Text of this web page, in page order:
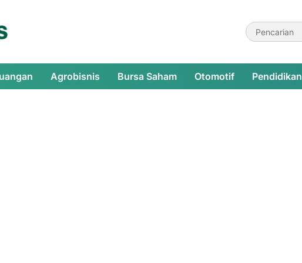
Agrobisnis Bursa Saham Otomotif Pendidikan